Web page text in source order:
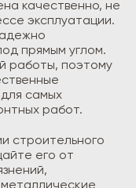
качественно, не
эксплуатации.
прямым углом.
работы, поэтому
самых
работ.
строительного
его от